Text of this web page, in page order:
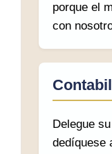
porque el
con
Delegue
dedíquese